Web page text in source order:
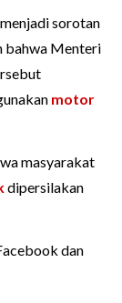
sorotan
bahwa Menteri
motor
masyarakat
dipersilakan
dan